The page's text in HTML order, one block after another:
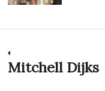
Previous
Mitchell Dijks